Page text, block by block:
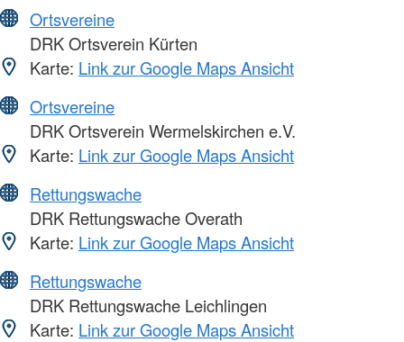
Ortsvereine
DRK Ortsverein Kürten
Karte: Link zur Google Maps Ansicht
Ortsvereine
DRK Ortsverein Wermelskirchen e.V.
Karte: Link zur Google Maps Ansicht
Rettungswache
DRK Rettungswache Overath
Karte: Link zur Google Maps Ansicht
Rettungswache
DRK Rettungswache Leichlingen
Karte: Link zur Google Maps Ansicht